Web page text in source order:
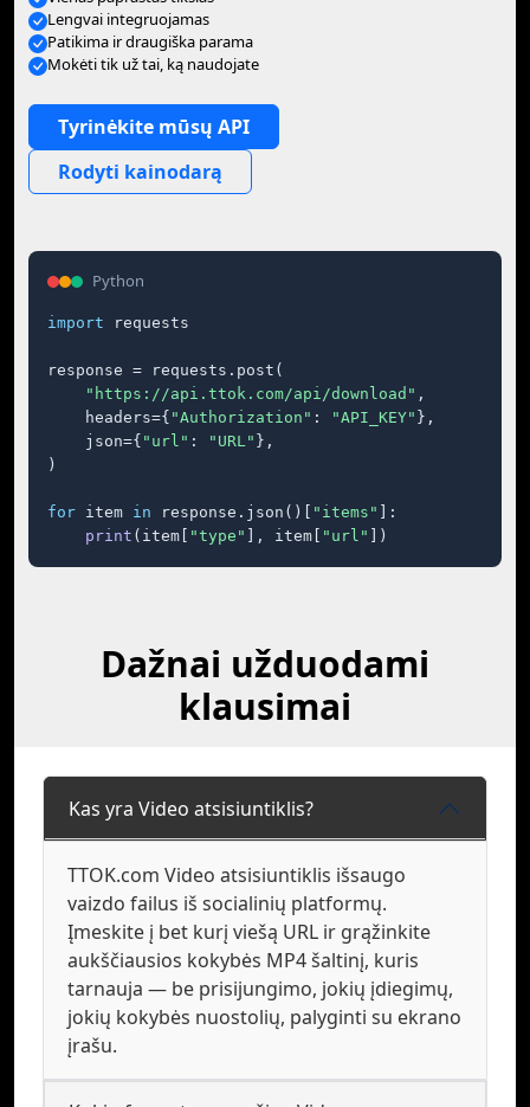
Lengvai integruojamas
Patikima ir draugiška parama
Mokėti tik už tai, ką naudojate
Tyrinėkite mūsų API
Rodyti kainodarą
Python
import requests
response = requests.post(
"https://api.ttok.com/api/download" ,
    headers={
"Authorization" : "API_KEY" },
    json={
"url" : "URL" },
)
for item in response.json()[ "items"
]:
print (item[ "type" ], item[ "url" ])
Dažnai užduodami
klausimai
Kas yra Video atsisiuntiklis?
TTOK.com Video atsisiuntiklis išsaugo
vaizdo failus iš socialinių platformų.
Įmeskite į bet kurį viešą URL ir grąžinkite
aukščiausios kokybės MP4 šaltinį, kuris
tarnauja — be prisijungimo, jokių įdiegimų,
jokių kokybės nuostolių, palyginti su ekrano
įrašu.